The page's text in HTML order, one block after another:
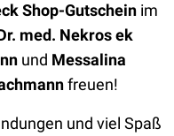
Shop-Gutschein im
med. Nekros ek
und Messalina
freuen!
und viel Spaß